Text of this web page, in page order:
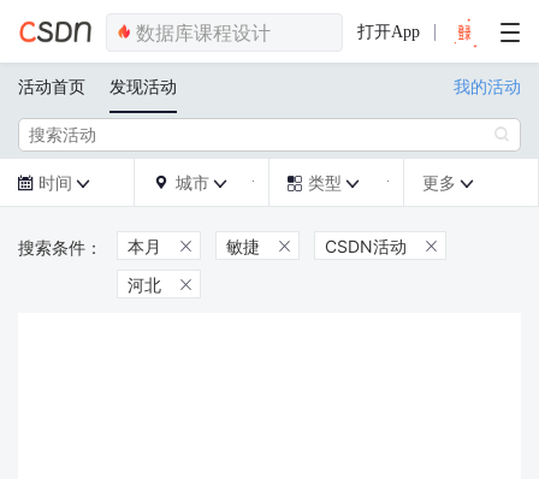
打开App
活动首页 发现活动 我的活动

 时间   城市   类型  更多 
本月  敏捷  CSDN活动 
河北 